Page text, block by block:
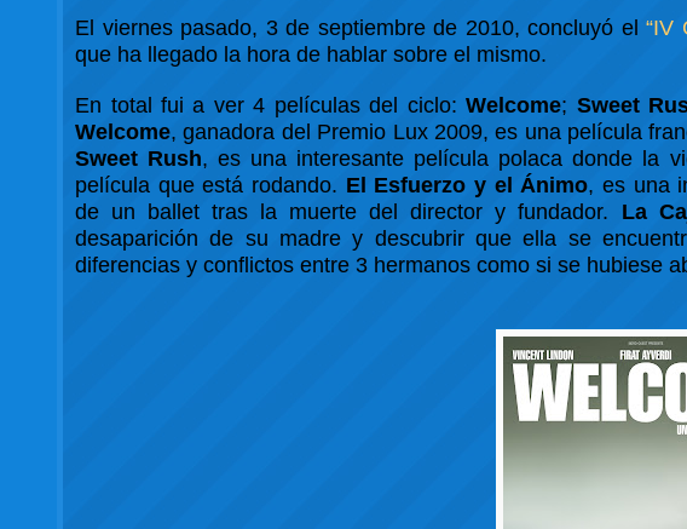
El viernes pasado, 3 de septiembre de 2010, concluyó el“IV
que ha llegado la hora de hablar sobre el mismo.
En total fui a ver 4 películas del ciclo:Welcome; Sweet
Welcome, ganadora del Premio Lux 2009, es una película
Sweet Rush, es una interesante película polaca donde la
película que está rodando. El Esfuerzo y el Ánimo, es una
de un ballet tras la muerte del director y fundador. La
desaparición de su madre y descubrir que ella se
diferencias y conflictos entre 3 hermanos como si se hubiese